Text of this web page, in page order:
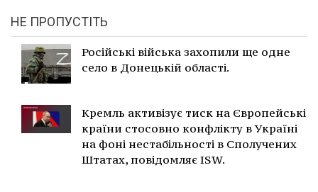
НЕ ПРОПУСТІТЬ
Російські війська захопили ще одне
село в Донецькій області.
Кремль активізує тиск на Європейські
країни стосовно конфлікту в Україні
на фоні нестабільності в Сполучених
Штатах, повідомляє ISW.